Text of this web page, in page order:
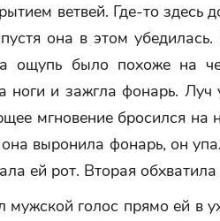
ветвей. Где-то здесь
она в этом
ощупь было похоже на
ноги и зажгла фонарь. Луч
мгновение бросился на
выронила фонарь, он
ей рот. Вторая
голос прямо ей в